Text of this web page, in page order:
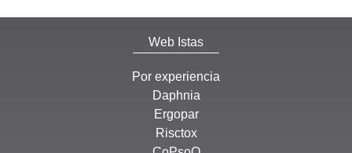
Web Istas
Por experiencia
Daphnia
Ergopar
Risctox